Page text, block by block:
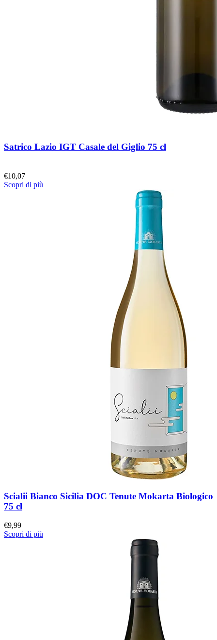
Satrico Lazio IGT Casale del Giglio 75 cl
€10,07
Scopri di più
Scialii Bianco Sicilia DOC Tenute Mokarta Biologico
75 cl
€9,99
Scopri di più